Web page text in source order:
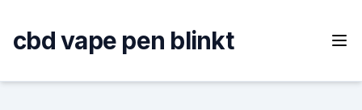
content
cbd vape pen blinkt